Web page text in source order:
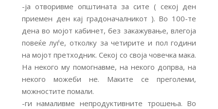
-ја отворивме општината за сите ( секој ден
приемен ден кај градоначалникот ). Во 100-те
дена во мојот кабинет, без закажување, влегоја
повеќе луѓе, отколку за четирите и пол години
на мојот претходник. Секој со своја човечка мака.
На некого му помогнавме, на некого допрва, на
некого можеби не. Маките се преголеми,
можностите помали.
-ги намаливме непродуктивните трошења. Во